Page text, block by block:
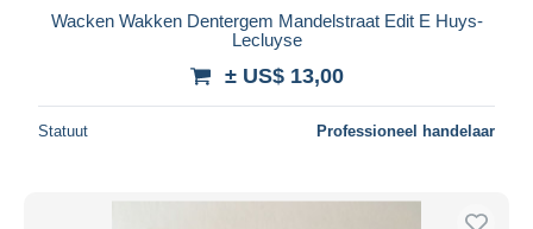
Wacken Wakken Dentergem Mandelstraat Edit E Huys-
Lecluyse
± US$ 13,00
Statuut Professioneel handelaar